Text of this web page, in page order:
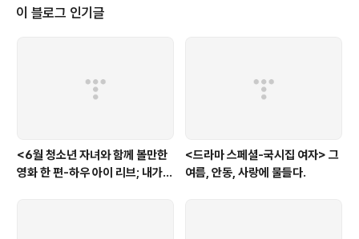
리고 바로 그 상상력의 영역으로 드라마는 시청자들을 이끌어 간다. 왕세제였던
영조는 한밤에 그의 눈앞에서 그를 지키던 사람들이 자객들의 칼부림에 의해
이 블로그 인기글
<6월 청소년 자녀와 함께 볼만한
영화 한 편-하우 아이 리브; 내가
<드라마 스페셜-국시집 여자> 그
여름, 안동, 사랑에 물들다.